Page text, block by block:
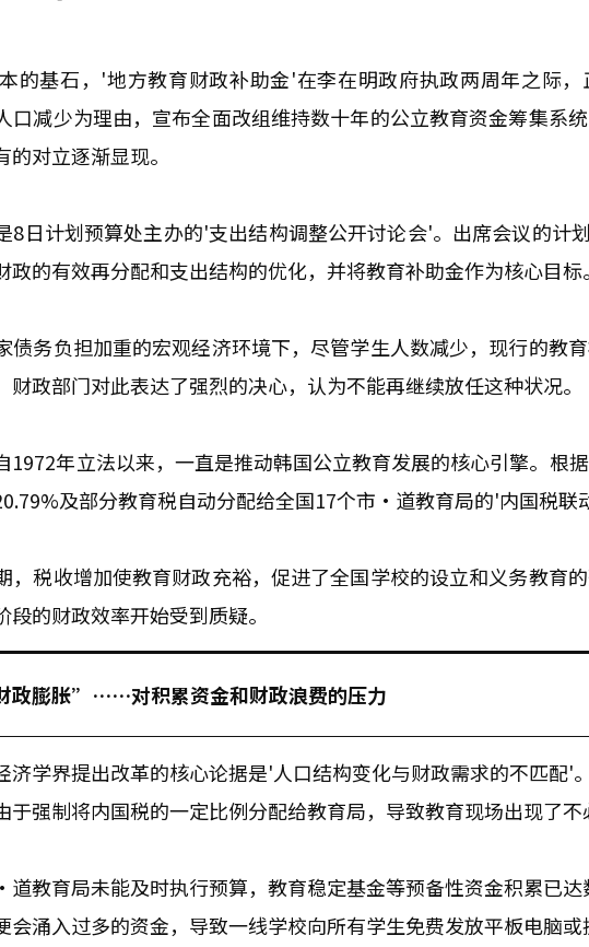
的基石，'地方教育财政补助金'在李在明政府执政两周年之际
口减少为理由，宣布全面改组维持数十年的公立教育资金筹集系
对立逐渐显现。
8日计划预算处主办的'支出结构调整公开讨论会'。出席会议的计
的有效再分配和支出结构的优化，并将教育补助金作为核心目标。
债务负担加重的宏观经济环境下，尽管学生人数减少，现行的教
政部门对此表达了强烈的决心，认为不能再继续放任这种状况。
1972年立法以来，一直是推动韩国公立教育发展的核心引擎。根
及部分教育税自动分配给全国17个市·道教育局的'内国税联
，税收增加使教育财政充裕，促进了全国学校的设立和义务教育
的财政效率开始受到质疑。
政膨胀”……对积累资金和财政浪费的压力
济学界提出改革的核心论据是'人口结构变化与财政需求的不匹配'
于强制将内国税的一定比例分配给教育局，导致教育现场出现了不
教育局未能及时执行预算，教育稳定基金等预备性资金积累已
会涌入过多的资金，导致一线学校向所有学生免费发放平板电脑